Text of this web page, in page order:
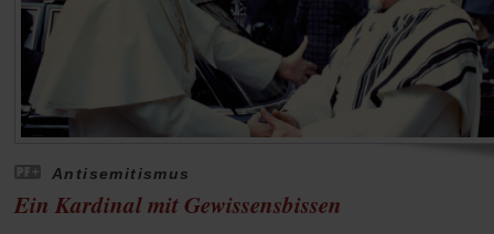
Antisemitismus
Ein Kardinal mit Gewissensbissen